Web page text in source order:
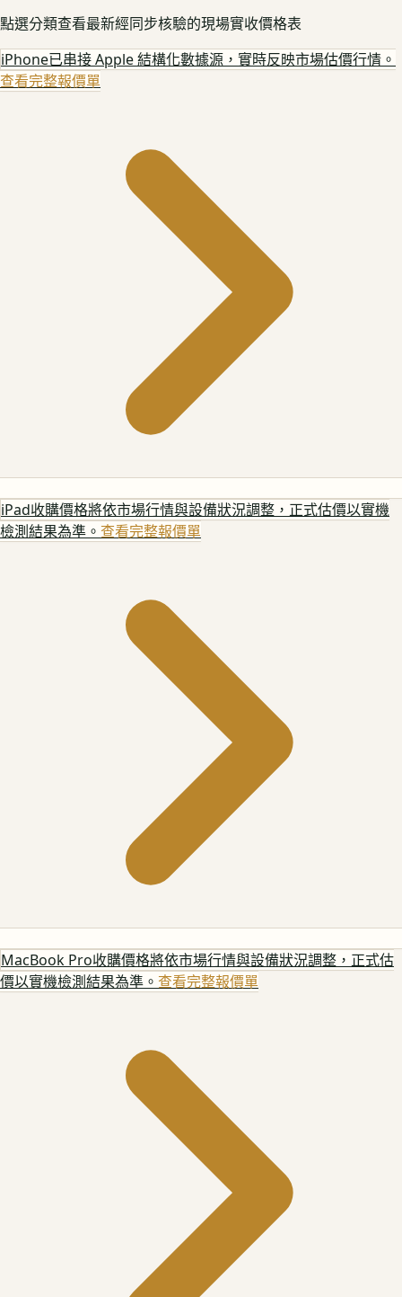
點選分類查看最新經同步核驗的現場實收價格表
iPhone已串接 Apple 結構化數據源，實時反映市場估價行情。
查看完整報價單
iPad收購價格將依市場行情與設備狀況調整，正式估價以實機
檢測結果為準。 查看完整報價單
MacBook Pro收購價格將依市場行情與設備狀況調整，正式估
價以實機檢測結果為準。 查看完整報價單